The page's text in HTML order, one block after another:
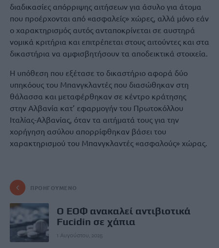
διαδικασίες απόρριψης αιτήσεων για άσυλο για άτομα
που προέρχονται από «ασφαλείς» χώρες, αλλά μόνο εάν
ο χαρακτηρισμός αυτός ανταποκρίνεται σε αυστηρά
νομικά κριτήρια και επιτρέπεται στους αιτούντες και στα
δικαστήρια να αμφισβητήσουν τα αποδεικτικά στοιχεία.
Η υπόθεση που εξέτασε το δικαστήριο αφορά δύο
υπηκόους του Μπανγκλαντές που διασώθηκαν στη
θάλασσα και μεταφέρθηκαν σε κέντρο κράτησης
στην Αλβανία κατ’ εφαρμογήν του Πρωτοκόλλου
Ιταλίας-Αλβανίας, όταν τα αιτήματά τους για την
χορήγηση ασύλου απορρίφθηκαν βάσει του
χαρακτηρισμού του Μπανγκλαντές «ασφαλούς» χώρας.
ΠΡΟΗΓΟΎΜΕΝΟ
Ο ΕΟΦ ανακαλεί αντιβιοτικά
Fucidin σε χάπια
1 Αυγούστου, 2025